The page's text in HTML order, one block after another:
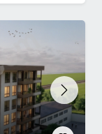
Next